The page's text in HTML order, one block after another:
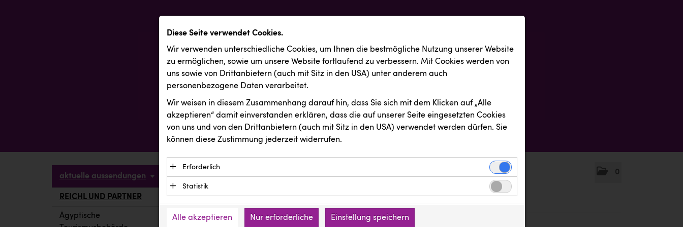
0
aktuelle aussendungen
REICHL UND PARTNER
Ägyptische
Diese Seite verwendet Cookies.
Wir verwenden unterschiedliche Cookies, um Ihnen die best­mögliche Nutzung unserer Website
zu ermöglichen, sowie um unsere Website fortlaufend zu verbessern. Mit Cookies werden von
uns sowie von Drittanbietern (auch mit Sitz in den USA) unter anderem auch
personenbezogene Daten verarbeitet.
Wir weisen in diesem Zusammenhang darauf hin, dass Sie sich mit dem Klicken auf „Alle
akzeptieren“ damit ein­ver­standen erklären, dass die auf unserer Seite eingesetzten Cookies
von uns und von den Drittanbietern (auch mit Sitz in den USA) verwendet werden dürfen. Sie
können diese Zustimmung jederzeit widerrufen.
Erforderlich
Essenzielle Cookies ermöglichen grundlegende Funktionen und sind für die einwandfreie
Funktion der Website erforderlich. Diese Cookies speichern keine personenbezogenen
Daten und werden an keine Dritten übermittelt.
Anbieter: Eigentümer der Website (Erstanbieter)
Statistik
verstehen, wie unsere Besucher unsere Website nutzen.
Alle akzeptieren Nur erforderliche Einstellung speichern